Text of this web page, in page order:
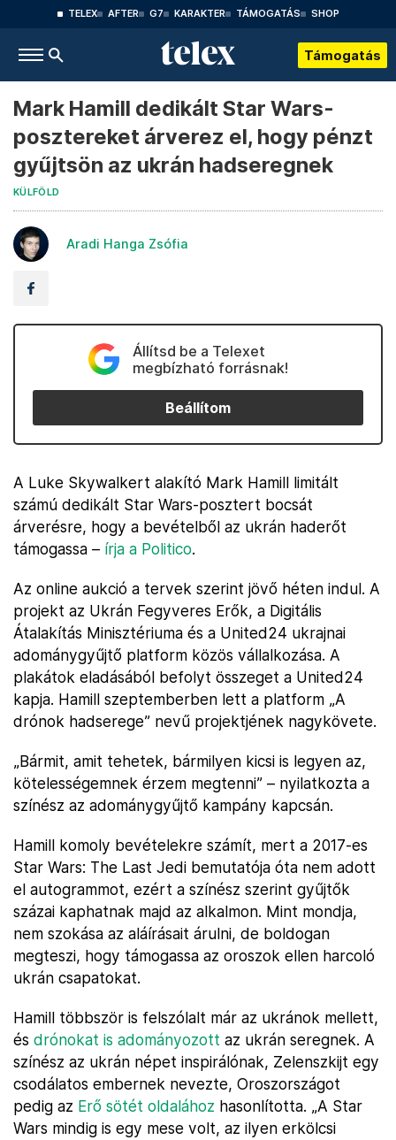
TELEX AFTER G7 KARAKTER TÁMOGATÁS SHOP
Támogatás
Mark Hamill dedikált Star Wars-
posztereket árverez el, hogy pénzt
gyűjtsön az ukrán hadseregnek
KÜLFÖLD
Aradi Hanga Zsófia
Állítsd be a Telexet
megbízható forrásnak!
Beállítom
A Luke Skywalkert alakító Mark Hamill limitált
számú dedikált Star Wars-posztert bocsát
árverésre, hogy a bevételből az ukrán haderőt
támogassa – írja a Politico.
Az online aukció a tervek szerint jövő héten indul. A
projekt az Ukrán Fegyveres Erők, a Digitális
Átalakítás Minisztériuma és a United24 ukrajnai
adománygyűjtő platform közös vállalkozása. A
plakátok eladásából befolyt összeget a United24
kapja. Hamill szeptemberben lett a platform „A
drónok hadserege” nevű projektjének nagykövete.
„Bármit, amit tehetek, bármilyen kicsi is legyen az,
kötelességemnek érzem megtenni” – nyilatkozta a
színész az adománygyűjtő kampány kapcsán.
Hamill komoly bevételekre számít, mert a 2017-es
Star Wars: The Last Jedi bemutatója óta nem adott
el autogrammot, ezért a színész szerint gyűjtők
százai kaphatnak majd az alkalmon. Mint mondja,
nem szokása az aláírásait árulni, de boldogan
megteszi, hogy támogassa az oroszok ellen harcoló
ukrán csapatokat.
Hamill többször is felszólalt már az ukránok mellett,
és drónokat is adományozott az ukrán seregnek. A
színész az ukrán népet inspirálónak, Zelenszkijt egy
csodálatos embernek nevezte, Oroszországot
pedig az Erő sötét oldalához hasonlította. „A Star
Wars mindig is egy mese volt, az ilyen erkölcsi